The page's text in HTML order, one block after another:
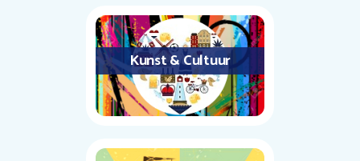
Kunst & Cultuur